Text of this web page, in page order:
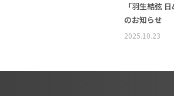
「羽生結弦
のお知らせ
2025.10.23